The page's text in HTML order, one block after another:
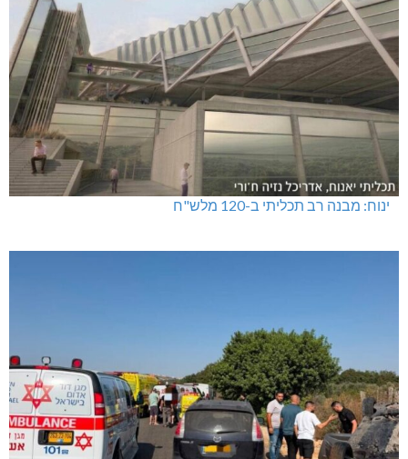
ינוח: מבנה רב תכליתי ב-120 מלש"ח